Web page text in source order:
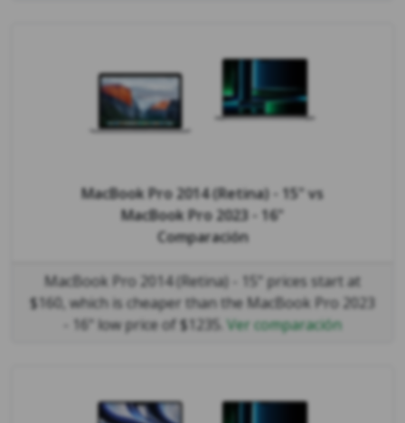
MacBook Pro 2014 (Retina) - 15" vs
MacBook Pro 2023 - 16"
Comparación
MacBook Pro 2014 (Retina) - 15" prices start at
$160, which is cheaper than the MacBook Pro 2023
- 16" low price of $1235. Ver comparación